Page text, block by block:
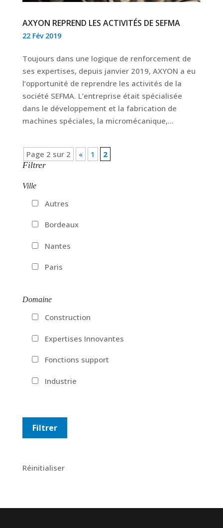
AXYON REPREND LES ACTIVITÉS DE SEFMA
22 Fév 2019
Toujours dans une logique de renforcement de
ses expertises, depuis janvier 2019, AXYON a eu
l’opportunité de reprendre les activités de la
société SEFMA. L’entreprise était spécialisée
dans le développement et la fabrication de
machines spéciales, la micromécanique,...
Page 2 sur 2 « 1
2
Filtrer
Ville
Autres
Bordeaux
Nantes
Paris
Domaine
Construction
Expertises Innovantes
Fonctions support
Industrie
Réinitialiser